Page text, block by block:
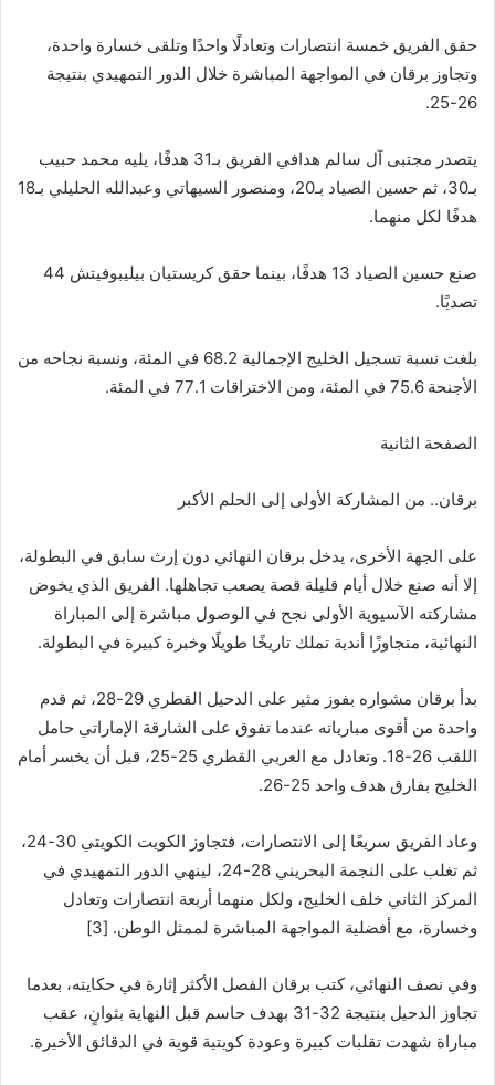
حقق الفريق خمسة انتصارات وتعادلًا واحدًا وتلقى خسارة واحدة،
وتجاوز برقان في المواجهة المباشرة خلال الدور التمهيدي بنتيجة
26-25.
يتصدر مجتبى آل سالم هدافي الفريق بـ31 هدفًا، يليه محمد حبيب
بـ30، ثم حسين الصياد بـ20، ومنصور السيهاتي وعبدالله الحليلي بـ18
هدفًا لكل منهما.
صنع حسين الصياد 13 هدفًا، بينما حقق كريستيان بيليبوفيتش 44
تصديًا.
بلغت نسبة تسجيل الخليج الإجمالية 68.2 في المئة، ونسبة نجاحه من
الأجنحة 75.6 في المئة، ومن الاختراقات 77.1 في المئة.
الصفحة الثانية
برقان.. من المشاركة الأولى إلى الحلم الأكبر
على الجهة الأخرى، يدخل برقان النهائي دون إرث سابق في البطولة،
إلا أنه صنع خلال أيام قليلة قصة يصعب تجاهلها. الفريق الذي يخوض
مشاركته الآسيوية الأولى نجح في الوصول مباشرة إلى المباراة
النهائية، متجاوزًا أندية تملك تاريخًا طويلًا وخبرة كبيرة في البطولة.
بدأ برقان مشواره بفوز مثير على الدحيل القطري 29-28، ثم قدم
واحدة من أقوى مبارياته عندما تفوق على الشارقة الإماراتي حامل
اللقب 26-18. وتعادل مع العربي القطري 25-25، قبل أن يخسر أمام
الخليج بفارق هدف واحد 25-26.
وعاد الفريق سريعًا إلى الانتصارات، فتجاوز الكويت الكويتي 30-24،
ثم تغلب على النجمة البحريني 28-24، لينهي الدور التمهيدي في
المركز الثاني خلف الخليج، ولكل منهما أربعة انتصارات وتعادل
وخسارة، مع أفضلية المواجهة المباشرة لممثل الوطن. [3]
وفي نصف النهائي، كتب برقان الفصل الأكثر إثارة في حكايته، بعدما
تجاوز الدحيل بنتيجة 32-31 بهدف حاسم قبل النهاية بثوانٍ، عقب
مباراة شهدت تقلبات كبيرة وعودة كويتية قوية في الدقائق الأخيرة.